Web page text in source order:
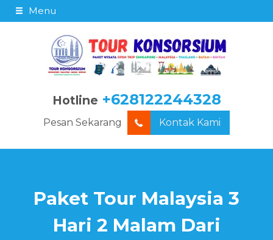
Menu
Hotline +628122244328
Pesan Sekarang Kontak Kami
Paket Tour Malaysia 3
Hari 2 Malam Dari